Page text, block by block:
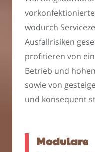
wodurch
Ausfallrisiken
profitieren von
Betrieb und
sowie von
und konsequent
Modulare